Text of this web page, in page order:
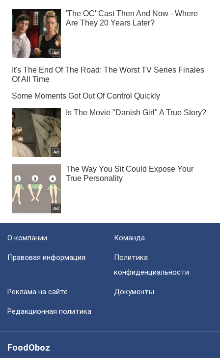
О компании Команда
Правовая информация
Политика
конфиденциальности
Реклама на сайте Документы
Редакционная политика
FoodOboz